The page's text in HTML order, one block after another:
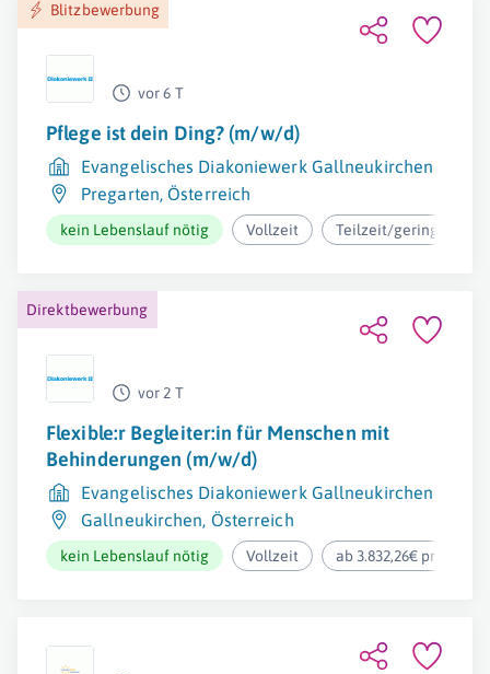
Blitzbewerbung
vor 6 T
Pflege ist dein Ding? (m/w/d)
Evangelisches Diakoniewerk Gallneukirchen
Pregarten, Österreich
kein Lebenslauf nötig Vollzeit Teilzeit/geringfügig
Direktbewerbung
vor 2 T
Flexible:r Begleiter:in für Menschen mit
Behinderungen (m/w/d)
Evangelisches Diakoniewerk Gallneukirchen
Gallneukirchen, Österreich
kein Lebenslauf nötig Vollzeit ab 3.832,26€ pro